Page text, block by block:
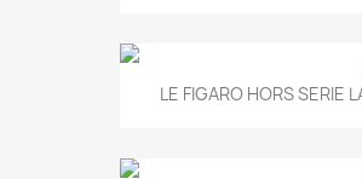
LE FIGARO HORS SERIE